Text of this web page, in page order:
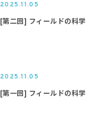
2025.11.05
[第二回] フィールドの科学
2025.11.05
[第一回] フィールドの科学